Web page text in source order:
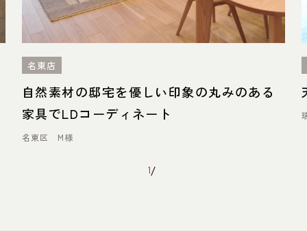
名東店
自然素材の邸宅を優しい印象の丸みのある
家具でLDコーディネート
名東区 M様
1/